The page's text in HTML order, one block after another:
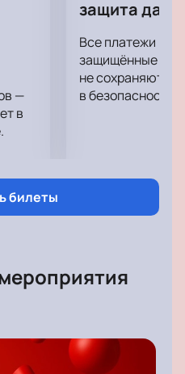
Успенская, Михаил
«Uma2rman»,
—
в
защита
Все платежи
защищённые
не сохраняются
в безопасности.
билеты